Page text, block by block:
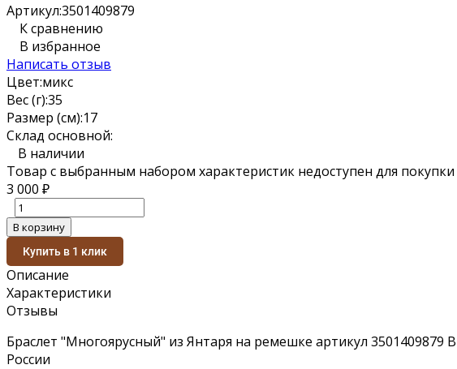
Артикул:3501409879
К сравнению
В избранное
Написать отзыв
Цвет:микс
Вес (г):35
Размер (см):17
Склад основной:
В наличии
Товар с выбранным набором характеристик недоступен для покупки
3 000 ₽
В корзину
Купить в 1 клик
Описание
Характеристики
Отзывы
Браслет "Многоярусный" из Янтаря на ремешке артикул
России